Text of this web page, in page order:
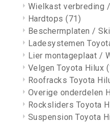
Wielkast verbreding
Hardtops(71)
Beschermplaten /
Ladesystemen
Lier montageplaat /
Velgen Toyota Hilux
Roofracks Toyota
Overige onderdelen
Rocksliders Toyota
Suspension Toyota